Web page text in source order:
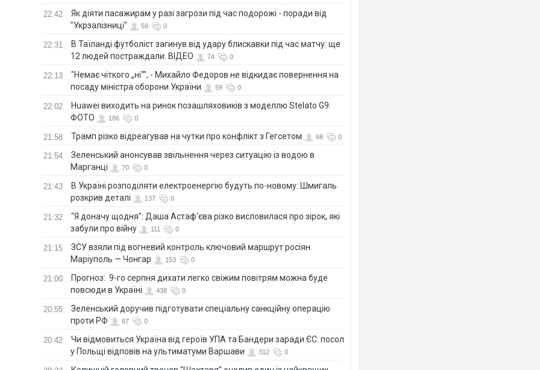
22:42
Як діяти пасажирам у разі загрози під час подорожі - поради від
"Укрзалізниці"
59 0
22:31
В Таїланді футболіст загинув від удару блискавки під час матчу: ще
12 людей постраждали. ВІДЕО
74 0
22:13
"Немає чіткого „ні“", - Михайло Федоров не відкидає повернення на
посаду міністра оборони України
59 0
22:02
Huawei виходить на ринок позашляховиків з моделлю Stelato G9.
ФОТО
186 0
21:58 Трамп різко відреагував на чутки про конфлікт з Гегсетом 68 0
21:54
Зеленський анонсував звільнення через ситуацію із водою в
Марганці
70 0
21:43
В Україні розподіляти електроенергію будуть по-новому: Шмигаль
розкрив деталі
137 0
21:32
"Я доначу щодня": Даша Астаф'єва різко висловилася про зірок, які
забули про війну
111 0
21:15
ЗСУ взяли під вогневий контроль ключовий маршрут росіян
Маріуполь — Чонгар
153 0
21:00
Прогноз: 9-го серпня дихати легко свіжим повітрям можна буде
повсюди в Україні
438 0
20:55
Зеленський доручив підготувати спеціальну санкційну операцію
проти РФ
67 0
20:42
Чи відмовиться Україна від героїв УПА та Бандери заради ЄС: посол
у Польщі відповів на ультиматуми Варшави
312 0